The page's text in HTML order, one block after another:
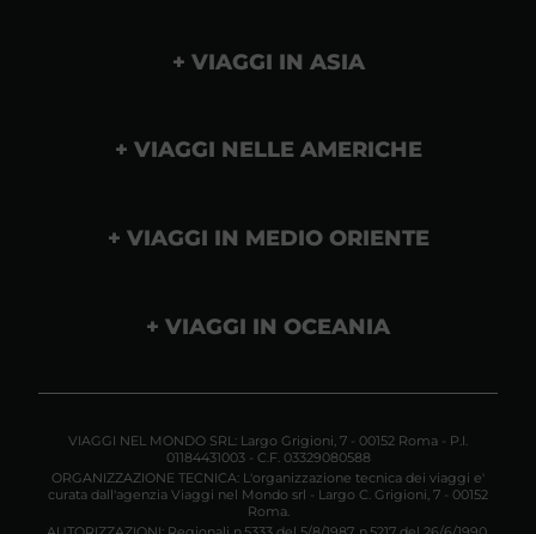
VIAGGI IN ASIA
VIAGGI NELLE AMERICHE
VIAGGI IN MEDIO ORIENTE
VIAGGI IN OCEANIA
VIAGGI NEL MONDO SRL: Largo Grigioni, 7 - 00152 Roma - P.I.
01184431003 - C.F. 03329080588
ORGANIZZAZIONE TECNICA: L'organizzazione tecnica dei viaggi e'
curata dall'agenzia Viaggi nel Mondo srl - Largo C. Grigioni, 7 - 00152
Roma.